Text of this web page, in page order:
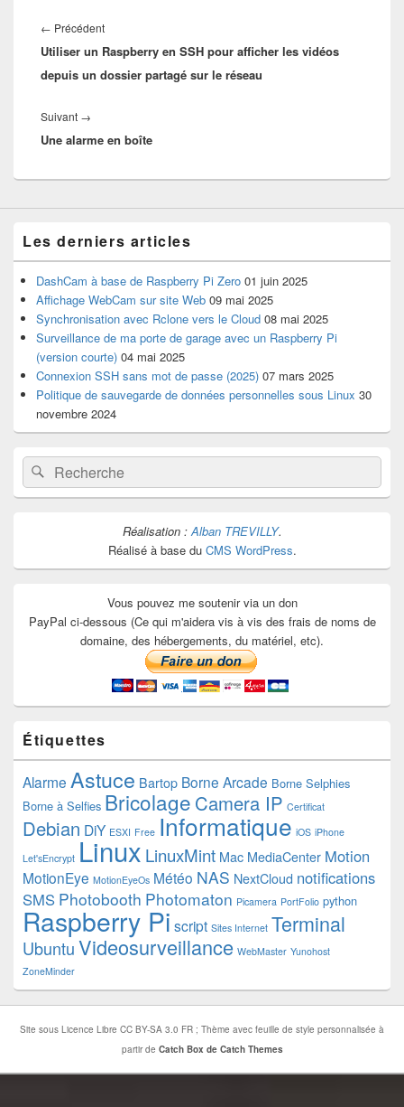
de
l’article
← PrécédentArticle
précédent :
Utiliser un Raspberry en SSH pour afficher les vidéos
depuis un dossier partagé sur le réseau
Suivant →
suivant :
Une alarme en boîte
Les derniers articles
DashCam à base de Raspberry Pi Zero 01 juin 2025
Affichage WebCam sur site Web 09 mai 2025
Synchronisation avec Rclone vers le Cloud 08 mai 2025
Surveillance de ma porte de garage avec un Raspberry Pi
(version courte) 04 mai 2025
Connexion SSH sans mot de passe (2025) 07 mars 2025
Politique de sauvegarde de données personnelles sous Linux 30
novembre 2024
Recherche :Rechercher
Réalisation : Alban TREVILLY.
Réalisé à base du CMS WordPress.
Vous pouvez me soutenir via un don
PayPal ci-dessous (Ce qui m'aidera vis à vis des frais de noms de
domaine, des hébergements, du matériel, etc).
Étiquettes
Alarme Astuce Bartop Borne Arcade Borne Selphies
Borne à Selfies Bricolage Camera IP Certificat
Debian DiY ESXI Free Informatique iOS iPhone
Let'sEncrypt Linux LinuxMint Mac MediaCenter Motion
MotionEye MotionEyeOs Météo NAS NextCloud notifications
SMS Photobooth Photomaton Picamera PortFolio python
Raspberry Pi script Sites Internet Terminal
UbuntuVideosurveillance WebMaster Yunohost
ZoneMinder
Site sous Licence Libre CC BY-SA 3.0 FR ; Thème avec feuille de style personnalisée à
partir de Catch Box de Catch Themes